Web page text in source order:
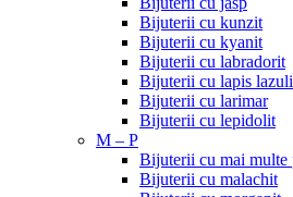
Bijuterii cu kunzit
Bijuterii cu kyanit
Bijuterii cu labradorit
Bijuterii cu lapis lazuli
Bijuterii cu larimar
Bijuterii cu lepidolit
M – P
Bijuterii cu mai multe
Bijuterii cu malachit